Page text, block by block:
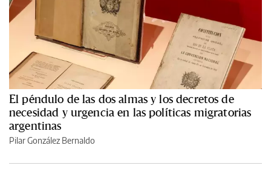
El péndulo de las dos almas y los decretos de
necesidad y urgencia en las políticas migratorias
argentinas
Pilar González Bernaldo